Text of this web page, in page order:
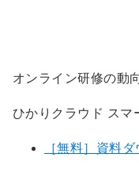
オンライン研修の動
ひかりクラウド スマ
［無料］資料